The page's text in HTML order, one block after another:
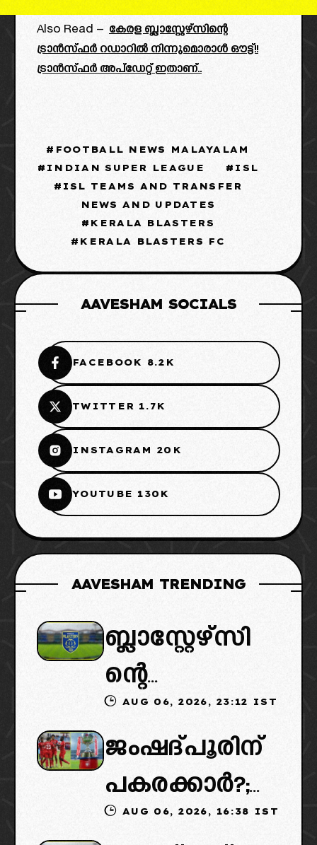
Also Read – കേരള ബ്ലാസ്റ്റേഴ്സിന്റെ
ട്രാൻസ്ഫർ റഡാറിൽ നിന്നുമൊരാൾ ഔട്ട്‌!!
ട്രാൻസ്ഫർ അപ്ഡേറ്റ് ഇതാണ്..
FOOTBALL NEWS MALAYALAM
INDIAN SUPER LEAGUE
ISL
ISL TEAMS AND TRANSFER
NEWS AND UPDATES
KERALA BLASTERS
KERALA BLASTERS FC
AAVESHAM SOCIALS
FACEBOOK 8.2K
TWITTER 1.7K
INSTAGRAM 20K
YOUTUBE 130K
AAVESHAM TRENDING
ബ്ലാസ്റ്റേഴ്സി
ന്റെ
കൈമാറ്റത്തി
ൽ ട്വിസ്റ്റ്:
പുതിയ
ഉടമകളെത്താ
AUG 06, 2026, 23:12 IST
ജംഷദ്പൂരിന്
പകരക്കാർ?;
ഐഎസ്എല്ലി
AUG 06, 2026, 16:38 IST